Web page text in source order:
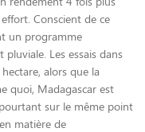
Conscient de ce
un programme
Les essais dans
alors que la
quoi, Madagascar est
sur le même point
matière de